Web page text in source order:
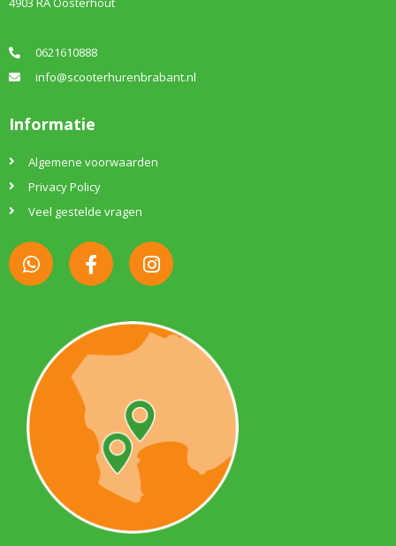
0621610888
info@scooterhurenbrabant.nl
Informatie
Algemene voorwaarden
Privacy Policy
Veel gestelde vragen